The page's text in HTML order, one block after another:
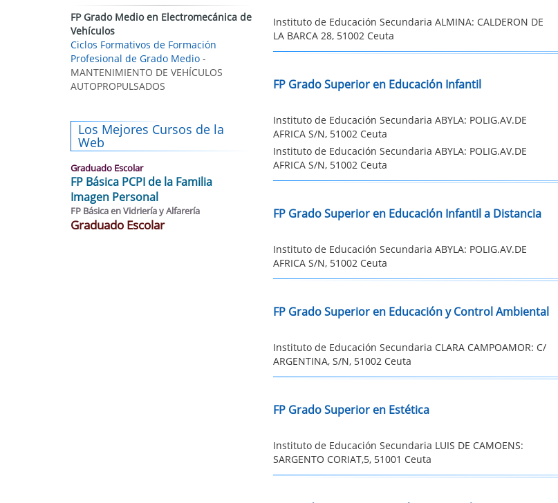
Instituto de Educación Secundaria ALMINA: CALDERON DE
LA BARCA 28, 51002 Ceuta
FP Grado Superior en Educación Infantil
Instituto de Educación Secundaria ABYLA: POLIG.AV.DE
AFRICA S/N, 51002 Ceuta
Instituto de Educación Secundaria ABYLA: POLIG.AV.DE
AFRICA S/N, 51002 Ceuta
FP Grado Superior en Educación Infantil a Distancia
Instituto de Educación Secundaria ABYLA: POLIG.AV.DE
AFRICA S/N, 51002 Ceuta
FP Grado Superior en Educación y Control Ambiental
Instituto de Educación Secundaria CLARA CAMPOAMOR: C/
ARGENTINA, S/N, 51002 Ceuta
FP Grado Superior en Estética
Instituto de Educación Secundaria LUIS DE CAMOENS:
SARGENTO CORIAT,5, 51001 Ceuta
FP Grado Medio en Electromecánica de
Vehículos
Ciclos Formativos de Formación
Profesional de Grado Medio -
MANTENIMIENTO DE VEHÍCULOS
AUTOPROPULSADOS
Los Mejores Cursos de la
Web
Graduado Escolar
FP Básica PCPI de la Familia
Imagen Personal
FP Básica en Vidriería y Alfarería
Graduado Escolar